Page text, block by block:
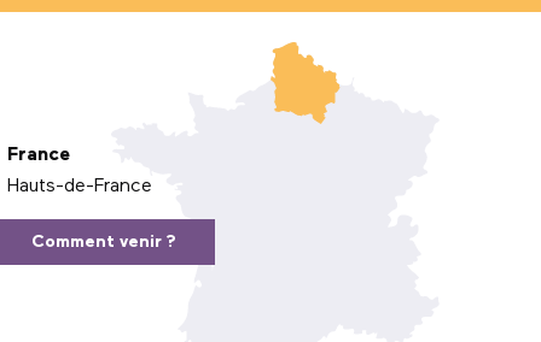
France
Hauts-de-France
Comment venir ?